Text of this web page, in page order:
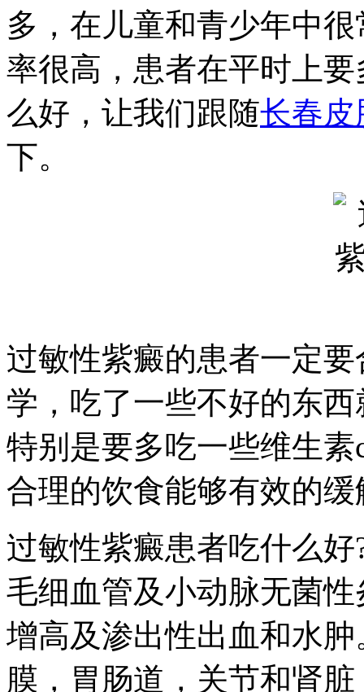
多，在儿童和青少年中
率很高，患者在平时上
么好，让我们跟随长春皮
下。
过敏性紫癜的患者一定
学，吃了一些不好的东
特别是要多吃一些维生
合理的饮食能够有效的
过敏性紫癜患者吃什么
毛细血管及小动脉无菌
增高及渗出性出血和水
膜，胃肠道，关节和肾